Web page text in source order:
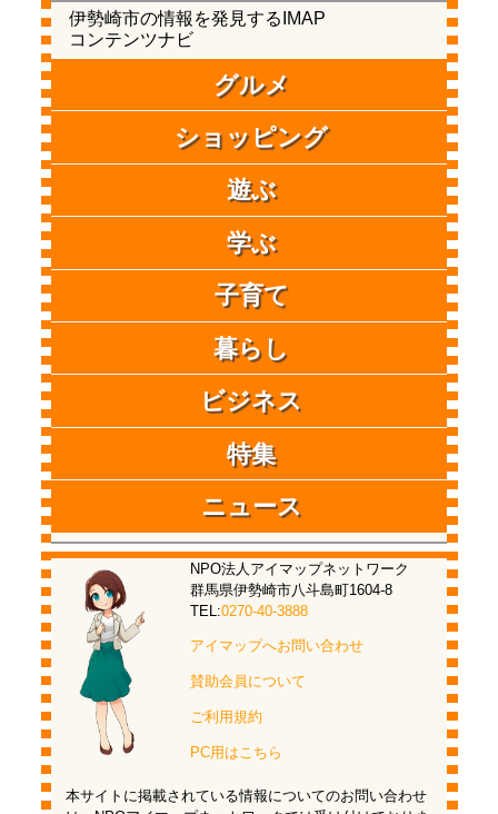
伊勢崎市の情報を発見するIMAP
コンテンツナビ
グルメ
ショッピング
遊ぶ
学ぶ
子育て
暮らし
ビジネス
特集
ニュース
NPO法人アイマップネットワーク
群馬県伊勢崎市八斗島町1604-8
TEL:0270-40-3888
アイマップへお問い合わせ
賛助会員について
ご利用規約
PC用はこちら
本サイトに掲載されている情報についてのお問い合わせ